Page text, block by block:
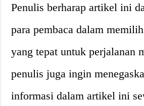
Penulis berharap artikel ini
para pembaca dalam
yang tepat untuk perjalanan
penulis juga ingin
informasi dalam artikel ini